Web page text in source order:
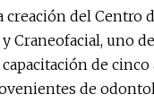
creación del
Craneofacial, uno
de
de